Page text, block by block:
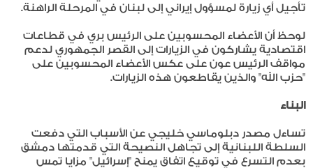
تأجيل أي زيارة لمسؤول إيراني إلى لبنان في المرحلة الراهنة.
لوحظ أن الأعضاء المحسوبين على الرئيس بري في قطاعات
اقتصادية يشاركون في الزيارات إلى القصر الجمهوري لدعم
مواقف الرئيس عون على عكس الأعضاء المحسوبين على
"حزب الله" والذين يقاطعون هذه الزيارات.
البناء
تساءل مصدر دبلوماسي خليجي عن الأسباب التي دفعت
السلطة اللبنانية إلى تجاهل النصيحة التي قدمتها دمشق
بعدم التسرع في توقيع اتفاق يمنح "إسرائيل" مزايا تمس